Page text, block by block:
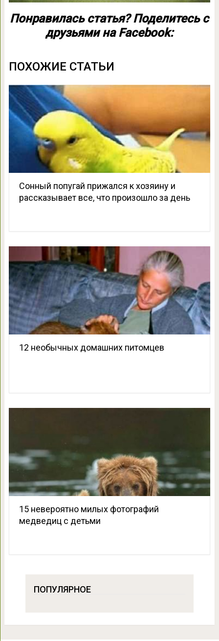
Понравилась статья? Поделитесь с
друзьями на Facebook:
ПОХОЖИЕ СТАТЬИ
Сонный попугай прижался к хозяину и
рассказывает все, что произошло за день
12 необычных домашних питомцев
15 невероятно милых фотографий
медведиц с детьми
ПОПУЛЯРНОЕ